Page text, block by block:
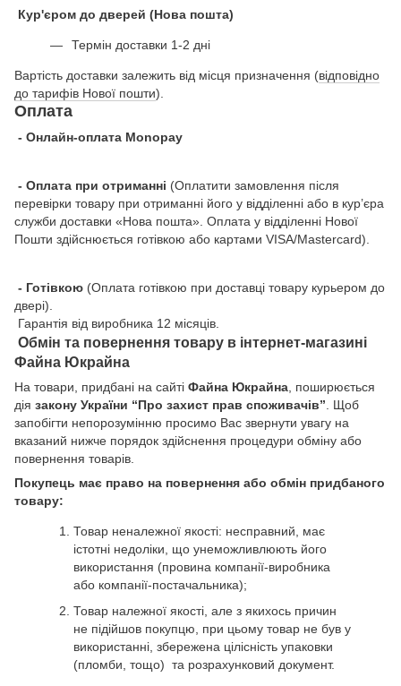
Кур'єром до дверей (Нова пошта)
Термін доставки 1-2 дні
Вартість доставки залежить від місця призначення (відповідно
до тарифів Нової пошти).
Оплата
- Онлайн-оплата Monopay
- Оплата при отриманні (Оплатити замовлення після
перевірки товару при отриманні його у відділенні або в кур’єра
служби доставки «Нова пошта». Оплата у відділенні Нової
Пошти здійснюється готівкою або картами VISA/Mastercard).
- Готівкою (Оплата готівкою при доставці товару курьером до
двері).
Гарантія від виробника 12 місяців.
Обмін та повернення товару в інтернет-магазині
Файна Юкрайна
На товари, придбані на сайті Файна Юкрайна, поширюється
дія закону України “Про захист прав споживачів”. Щоб
запобігти непорозумінню просимо Вас звернути увагу на
вказаний нижче порядок здійснення процедури обміну або
повернення товарів.
Покупець має право на повернення або обмін придбаного
товару:
Товар неналежної якості: несправний, має
істотні недоліки, що унеможливлюють його
використання (провина компанії-виробника
або компанії-постачальника);
Товар належної якості, але з якихось причин
не підійшов покупцю, при цьому товар не був у
використанні, збережена цілісність упаковки
(пломби, тощо) та розрахунковий документ.